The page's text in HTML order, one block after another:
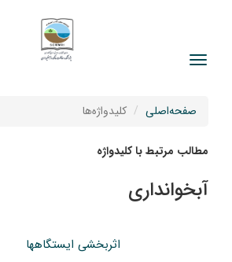
صفحه‌اصلی کلیدواژه‌ها
مطالب مرتبط با کلیدواژه
آبخوانداری
اثربخشی ایستگاهها